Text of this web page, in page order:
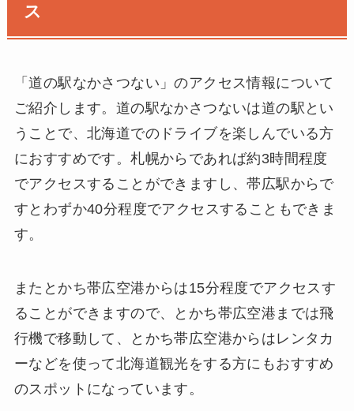
ス
「道の駅なかさつない」のアクセス情報について
ご紹介します。道の駅なかさつないは道の駅とい
うことで、北海道でのドライブを楽しんでいる方
におすすめです。札幌からであれば約3時間程度
でアクセスすることができますし、帯広駅からで
すとわずか40分程度でアクセスすることもできま
す。
またとかち帯広空港からは15分程度でアクセスす
ることができますので、とかち帯広空港までは飛
行機で移動して、とかち帯広空港からはレンタカ
ーなどを使って北海道観光をする方にもおすすめ
のスポットになっています。